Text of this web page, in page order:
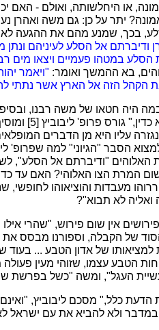
או היחלשותה, ואולם - האם
יתר על כן: גם משה ואהרן
בכך, שמנע מהם את ההגעה
אל הסלע לעיניהם ונתן
הסלע במטהו פעמיים ויצאו מים
בא ההמשך ואומר: "ויאמר
את הקהל הזה אל הארץ אשר נתתי
היה חטאו של משה רבנו,
נאמר כלל שהוא המרה
עליו היא מן הדברים
הסבר "הגיוני" למה שפרופ'
האלוהים "ודיברתם אל הסלע",
המרת הצו האלוהי? האם עד
מעבדות והוציאוהו לחופשי,
לא תבוא"?
אין שום פירוש, "שהרי
של הקבלה, וספורנו מבסס את
של אדון הטבע ... בעוד
הטבע עצמו, שזוהי מעין
העגל", ומשה "כשל בפרשת
הדעת כלל," מסכם ליבוביץ,
ולא להביא את עם ישראל